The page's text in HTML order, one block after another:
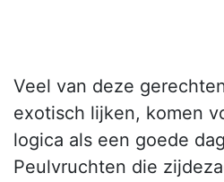
Veel van deze
exotisch lijken, komen
logica als een goede
Peulvruchten die